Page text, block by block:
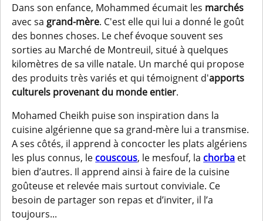
Dans son enfance, Mohammed écumait les marchés
avec sa grand-mère. C'est elle qui lui a donné le goût
des bonnes choses. Le chef évoque souvent ses
sorties au Marché de Montreuil, situé à quelques
kilomètres de sa ville natale. Un marché qui propose
des produits très variés et qui témoignent d'apports
culturels provenant du monde entier.
Mohamed Cheikh puise son inspiration dans la
cuisine algérienne que sa grand-mère lui a transmise.
A ses côtés, il apprend à concocter les plats algériens
les plus connus, le couscous, le mesfouf, la chorba et
bien d’autres. Il apprend ainsi à faire de la cuisine
goûteuse et relevée mais surtout conviviale. Ce
besoin de partager son repas et d’inviter, il l’a
toujours...